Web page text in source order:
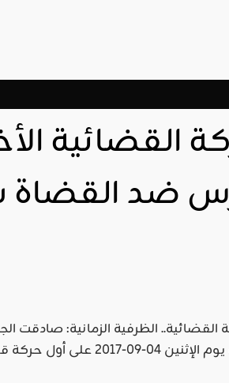
القضائية
ضد
القضائية.. الظرفية الزمانية: صادقت
مساء يوم الإثنين 04-